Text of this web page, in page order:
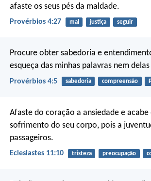
afaste os seus pés da maldade.
Provérbios 4:27 mal justiça seguir
Procure obter sabedoria e
esqueça das minhas palavras nem
Provérbios 4:5 sabedoria compreensão
Afaste do coração a ansiedade e acabe
sofrimento do seu corpo, pois a
passageiros.
Eclesiastes 11:10 tristeza preocupação